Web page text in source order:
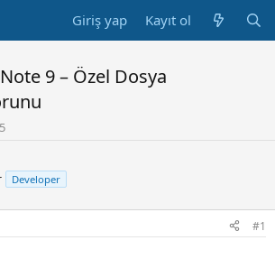
Giriş yap Kayıt ol
9 – Özel Dosya
Developer
#1